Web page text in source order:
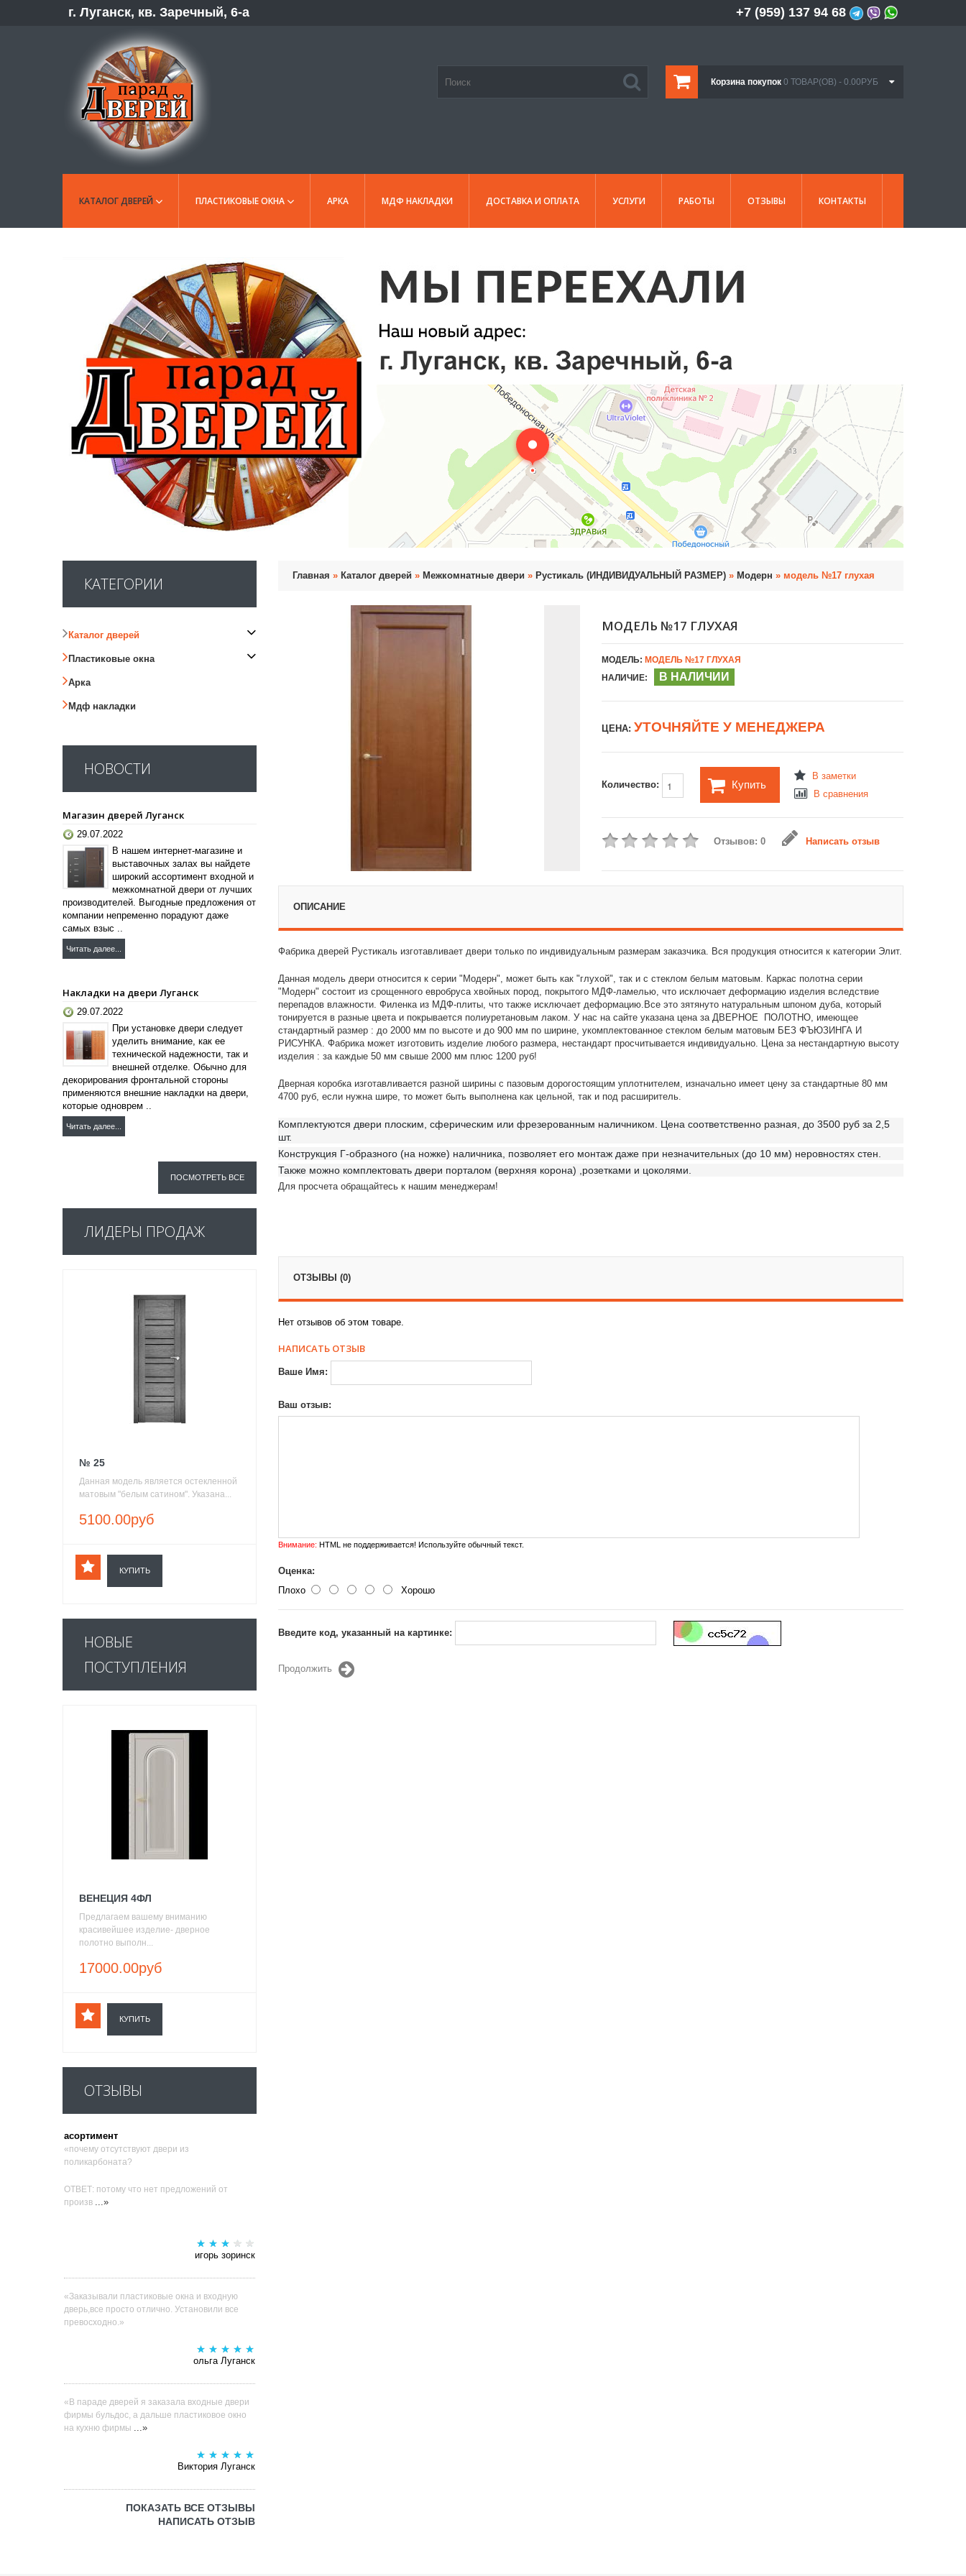
г. Луганск, кв. Заречный, 6-а +7 (959) 137 94 68
Корзина покупок 0 ТОВАР(ОВ) - 0.00РУБ
КАТАЛОГ ДВЕРЕЙ ПЛАСТИКОВЫЕ ОКНА АРКА МДФ НАКЛАДКИ ДОСТАВКА И ОПЛАТА УСЛУГИ РАБОТЫ ОТЗЫВЫ КОНТАКТЫ
КАТЕГОРИИ
Каталог дверей
Пластиковые окна
Арка
Мдф накладки
НОВОСТИ
Магазин дверей Луганск
29.07.2022
В нашем интернет-магазине и
выставочных залах вы найдете
широкий ассортимент входной и
межкомнатной двери от лучших
производителей. Выгодные предложения от
компании непременно порадуют даже
самых взыс ..
Читать далее...
Накладки на двери Луганск
29.07.2022
При установке двери следует
уделить внимание, как ее
технической надежности, так и
внешней отделке. Обычно для
декорирования фронтальной стороны
применяются внешние накладки на двери,
которые одноврем ..
Читать далее...
ПОСМОТРЕТЬ ВСЕ
ЛИДЕРЫ ПРОДАЖ
№ 25
Данная модель является остекленной
матовым "белым сатином". Указана...
5100.00руб
КУПИТЬ
НОВЫЕ
ПОСТУПЛЕНИЯ
ВЕНЕЦИЯ 4ФЛ
Предлагаем вашему вниманию
красивейшее изделие- дверное
полотно выполн...
17000.00руб
КУПИТЬ
ОТЗЫВЫ
асортимент
«почему отсутствуют двери из
поликарбоната?
ОТВЕТ: потому что нет предложений от
произв
...»
игорь зоринск
«Заказывали пластиковые окна и входную
дверь,все просто отлично. Установили все
превосходно.»
ольга Луганск
«В параде дверей я заказала входные двери
фирмы бульдос, а дальше пластиковое окно
на кухню фирмы
...»
Виктория Луганск
ПОКАЗАТЬ ВСЕ ОТЗЫВЫ
НАПИСАТЬ ОТЗЫВ
Главная » Каталог дверей » Межкомнатные двери » Рустикаль (ИНДИВИДУАЛЬНЫЙ РАЗМЕР) » Модерн » модель №17 глухая
МОДЕЛЬ №17 ГЛУХАЯ
МОДЕЛЬ: МОДЕЛЬ №17 ГЛУХАЯ
НАЛИЧИЕ:
В НАЛИЧИИ
ЦЕНА: УТОЧНЯЙТЕ У МЕНЕДЖЕРА
Количество: Купить
В заметки
В сравнения
Отзывов: 0 Написать отзыв
ОПИСАНИЕ
Фабрика дверей Рустикаль изготавливает двери только по индивидуальным размерам заказчика. Вся продукция относится к категории Элит.
Данная модель двери относится к серии "Модерн", может быть как "глухой", так и с стеклом белым матовым.
Каркас полотна серии
"Модерн" состоит из срощенного евробруса хвойных пород, покрытого МДФ-ламелью, что исключает деформацию изделия вследствие
перепадов влажности. Филенка из МДФ-плиты, что также исключает деформацию.Все это зятянуто натуральным шпоном дуба, который
тонируется в разные цвета и покрывается полиуретановым лаком. У нас на сайте указана цена за ДВЕРНОЕ ПОЛОТНО, имеющее
стандартный размер : до 2000 мм по высоте и до 900 мм по ширине, укомплектованное стеклом белым матовым БЕЗ ФЪЮЗИНГА И
РИСУНКА. Фабрика может изготовить изделие любого размера, нестандарт просчитывается индивидуально. Цена за нестандартную высоту
изделия : за каждые 50 мм свыше 2000 мм плюс 1200 руб!
Дверная коробка изготавливается разной ширины с пазовым дорогостоящим уплотнителем, изначально имеет цену за стандартные 80 мм
4700 руб, если нужна шире, то может быть выполнена как цельной, так и под расширитель.
Комплектуются двери плоским, сферическим или фрезерованным наличником. Цена соответственно разная, до 3500 руб за 2,5
шт.
Конструкция Г-образного (на ножке) наличника, позволяет его монтаж даже при незначительных (до 10 мм) неровностях стен.
Также можно комплектовать двери порталом (верхняя корона) ,розетками и цоколями.
Для просчета обращайтесь к нашим менеджерам!
ОТЗЫВЫ (0)
Нет отзывов об этом товаре.
НАПИСАТЬ ОТЗЫВ
Ваше Имя:
Ваш отзыв:
Внимание: HTML не поддерживается! Используйте обычный текст.
Оценка:
Плохо
Хорошо
Введите код, указанный на картинке:
Продолжить